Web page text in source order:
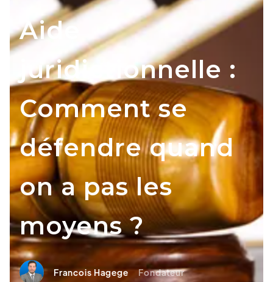
Aide
juridictionnelle :
Comment se
défendre quand
on a pas les
moyens ?
Francois Hagege Fondateur